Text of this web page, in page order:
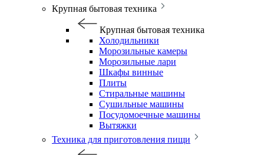
Крупная бытовая техника
Крупная бытовая техника
Холодильники
Морозильные камеры
Морозильные лари
Шкафы винные
Плиты
Стиральные машины
Сушильные машины
Посудомоечные машины
Вытяжки
Техника для приготовления пищи